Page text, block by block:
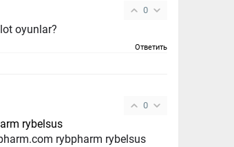
0
oyunlar?
Ответить
0
rybelsus
rybpharm rybelsus